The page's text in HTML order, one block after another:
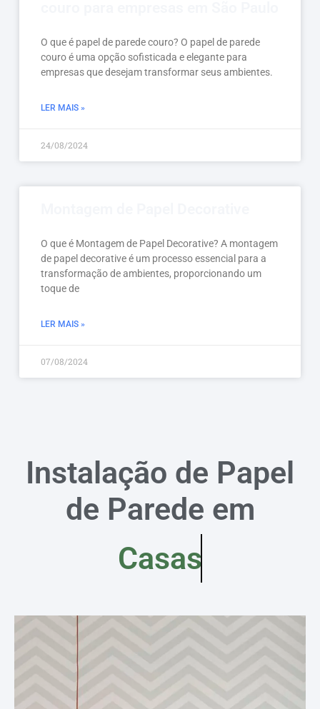
O que é papel de parede couro? O papel de parede
couro é uma opção sofisticada e elegante para
empresas que desejam transformar seus ambientes.
LER MAIS »
24/08/2024
O que é Montagem de Papel Decorative? A montagem
de papel decorative é um processo essencial para a
transformação de ambientes, proporcionando um
toque de
LER MAIS »
07/08/2024
Instalação de Papel
de Parede em
Casas